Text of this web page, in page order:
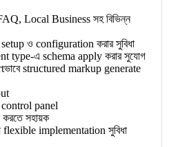
Local Business সহ বিভিন্ন
ও configuration করার সুবিধা
type-এ schema apply করার সুযোগ
structured markup generate
panel
সহায়ক
flexible implementation সুবিধা